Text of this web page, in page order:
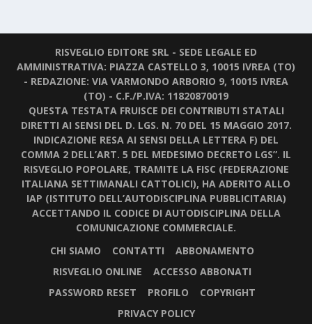
RISVEGLIO EDITORE SRL - SEDE LEGALE ED
AMMINISTRATIVA: PIAZZA CASTELLO 3, 10015 IVREA (TO)
- REDAZIONE: VIA VARMONDO ARBORIO 9, 10015 IVREA
(TO) - C.F./P.IVA: 11820870019
QUESTA TESTATA FRUISCE DEI CONTRIBUTI STATALI
DIRETTI AI SENSI DEL D. LGS. N. 70 DEL 15 MAGGIO 2017.
INDICAZIONE RESA AI SENSI DELLA LETTERA F) DEL
COMMA 2 DELL’ART. 5 DEL MEDESIMO DECRETO LGS”. IL
RISVEGLIO POPOLARE, TRAMITE LA FISC (FEDERAZIONE
ITALIANA SETTIMANALI CATTOLICI), HA ADERITO ALLO
IAP (ISTITUTO DELL’AUTODISCIPLINA PUBBLICITARIA)
ACCETTANDO IL CODICE DI AUTODISCIPLINA DELLA
COMUNICAZIONE COMMERCIALE.
CHI SIAMO
CONTATTI
ABBONAMENTO
RISVEGLIO ONLINE
ACCESSO ABBONATI
PASSWORD RESET
PROFILO
COPYRIGHT
PRIVACY POLICY